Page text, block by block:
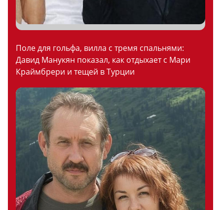
Поле для гольфа, вилла с тремя спальнями:
Давид Манукян показал, как отдыхает с Мари
Краймбрери и тещей в Турции